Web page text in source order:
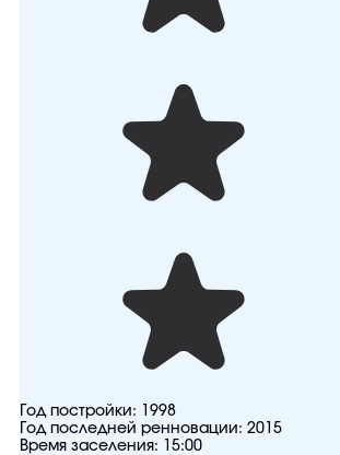
Год постройки:
1998
Год последней ренновации: 2015
Время заселения:
15:00